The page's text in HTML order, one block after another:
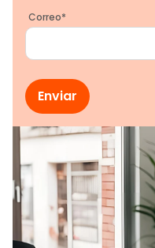
Correo*